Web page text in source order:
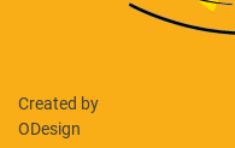
Created by
ODesign